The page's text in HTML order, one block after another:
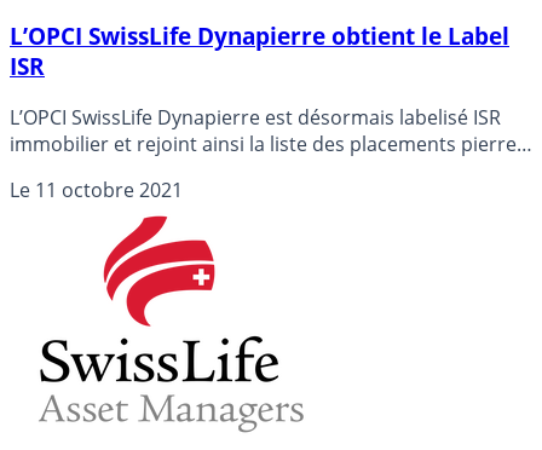
L’OPCI SwissLife Dynapierre obtient le Label
ISR
L’OPCI SwissLife Dynapierre est désormais labelisé ISR
immobilier et rejoint ainsi la liste des placements pierre-
Le 11 octobre 2021